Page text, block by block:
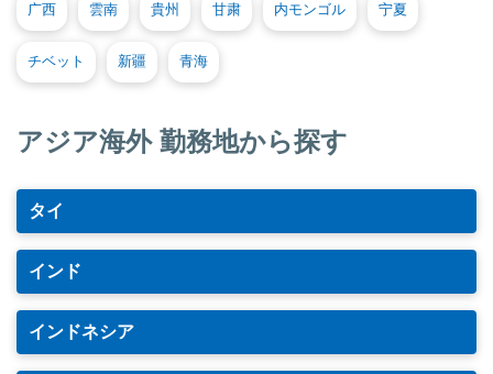
广西 雲南 貴州 甘粛 内モンゴル 宁夏
チベット 新疆 青海
アジア海外 勤務地から探す
タイ
インド
インドネシア